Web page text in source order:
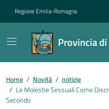
Regione Emilia-Romagna
Provincia
Contenuti in
Home / Novità / notizie
/ Le Molestie Sessuali Come
Secondo